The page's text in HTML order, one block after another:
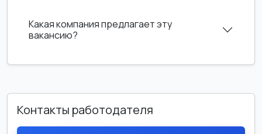
Какая компания предлагает эту
вакансию?
Контакты работодателя